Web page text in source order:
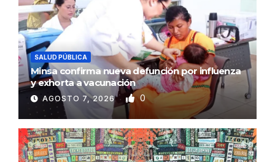
SALUD PÚBLICA
Minsa confirma nueva defunción por influenza
y exhorta a vacunación
AGOSTO 7, 2026 0